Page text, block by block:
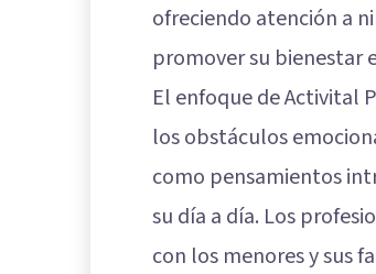
ofreciendo atención a
promover su bienestar
El enfoque de Activital
los obstáculos
como pensamientos
su día a día. Los
con los menores y sus